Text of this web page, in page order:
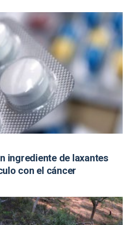
ingrediente de laxantes
con el cáncer